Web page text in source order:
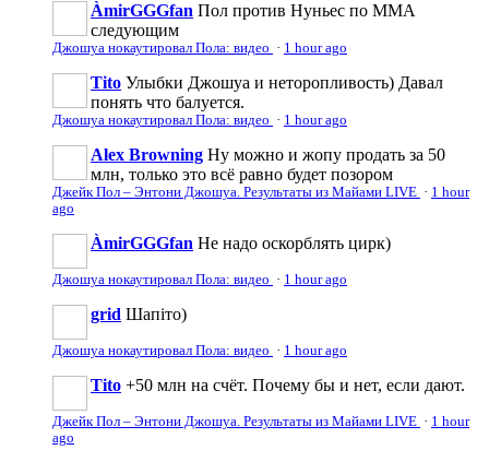
ÀmirGGGfan Пол против Нуньес по ММА
следующим
Джошуа нокаутировал Пола: видео · 1 hour ago
Tito Улыбки Джошуа и неторопливость) Давал
понять что балуется.
Джошуа нокаутировал Пола: видео · 1 hour ago
Alex Browning Ну можно и жопу продать за 50
млн, только это всё равно будет позором
Джейк Пол – Энтони Джошуа. Результаты из Майами LIVE · 1 hour
ago
ÀmirGGGfan Не надо оскорблять цирк)
Джошуа нокаутировал Пола: видео · 1 hour ago
grid Шапіто)
Джошуа нокаутировал Пола: видео · 1 hour ago
Tito +50 млн на счёт. Почему бы и нет, если дают.
Джейк Пол – Энтони Джошуа. Результаты из Майами LIVE · 1 hour
ago